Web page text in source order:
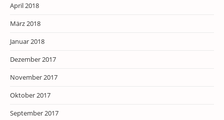
April 2018
März 2018
Januar 2018
Dezember 2017
November 2017
Oktober 2017
September 2017